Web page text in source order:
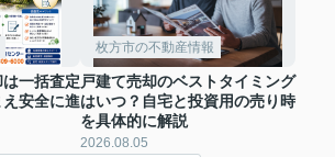
一括査定
安全に進
枚方市の不動産情報
戸建て売却のベストタイミング
はいつ？自宅と投資用の売り時
を具体的に解説
2026.08.05